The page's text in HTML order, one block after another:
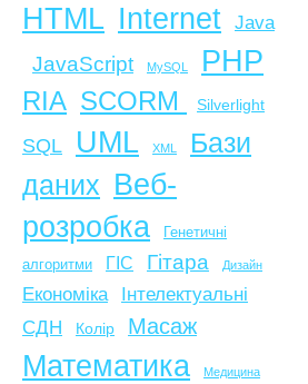
HTML Internet Java
JavaScript MySQL PHP
RIA SCORM Silverlight
SQL UML XML
Бази
даних Веб-
розробка
Генетичні
алгоритми
ГІС Гітара Дизайн
Економіка
Інтелектуальні
СДН
Колір Масаж
Математика Медицина